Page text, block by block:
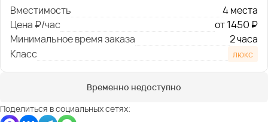
Вместимость
4 места
Цена ₽/час
от 1450 ₽
Минимальное время заказа
2 часа
Класс
люкс
Временно недоступно
Поделиться в социальных сетях: